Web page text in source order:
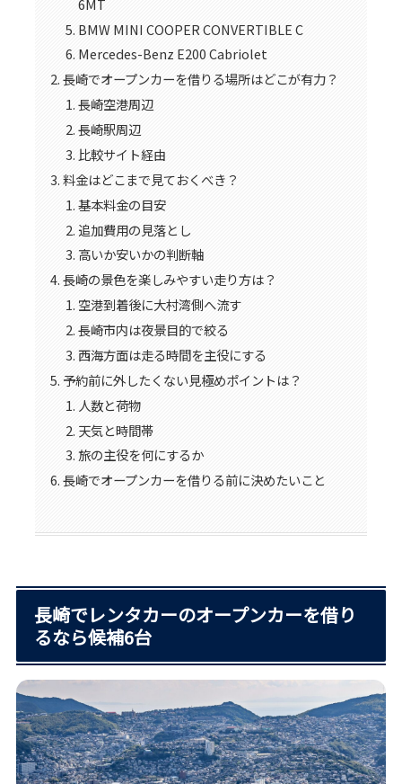
BMW MINI COOPER CONVERTIBLE C
Mercedes-Benz E200 Cabriolet
長崎でオープンカーを借りる場所はどこが有力？
長崎空港周辺
長崎駅周辺
比較サイト経由
料金はどこまで見ておくべき？
基本料金の目安
追加費用の見落とし
高いか安いかの判断軸
長崎の景色を楽しみやすい走り方は？
空港到着後に大村湾側へ流す
長崎市内は夜景目的で絞る
西海方面は走る時間を主役にする
予約前に外したくない見極めポイントは？
人数と荷物
天気と時間帯
旅の主役を何にするか
長崎でオープンカーを借りる前に決めたいこと
長崎でレンタカーのオープンカーを借り
るなら候補6台